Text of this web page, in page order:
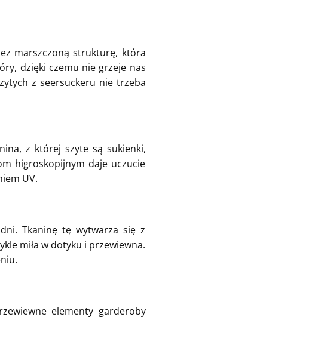
marszczoną strukturę, która
dzięki czemu nie grzeje nas
z seersuckeru nie trzeba
z której szyte są sukienki,
higroskopijnym daje uczucie
UV.
Tkaninę tę wytwarza się z
miła w dotyku i przewiewna.
elementy garderoby